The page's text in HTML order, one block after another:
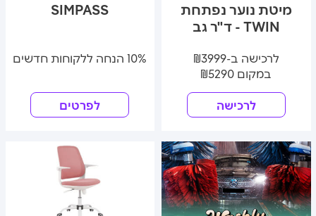
SIMPASS
10% הנחה ללקוחות חדשים
לפרטים
מיטת נוער נפתחת
TWIN - ד"ר גב
לרכישה ב-₪3999
במקום ₪5290
לרכישה